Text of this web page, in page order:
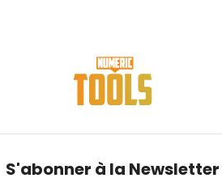
S'abonner à la Newsletter